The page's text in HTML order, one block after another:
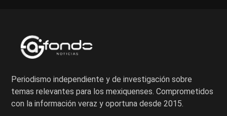
Periodismo independiente y de investigación sobre
temas relevantes para los mexiquenses. Comprometidos
con la información veraz y oportuna desde 2015.